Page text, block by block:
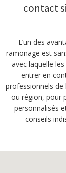
contact
L’un des
ramonage est
avec laquelle
entrer en
professionnels
ou région, pour
personnalisés
conseils